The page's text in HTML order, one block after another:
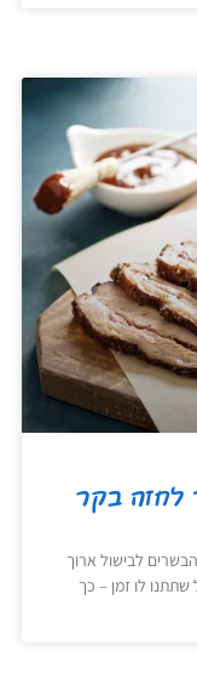
בקר
מלך הבשרים לבישול ארוך
לו זמן – כך